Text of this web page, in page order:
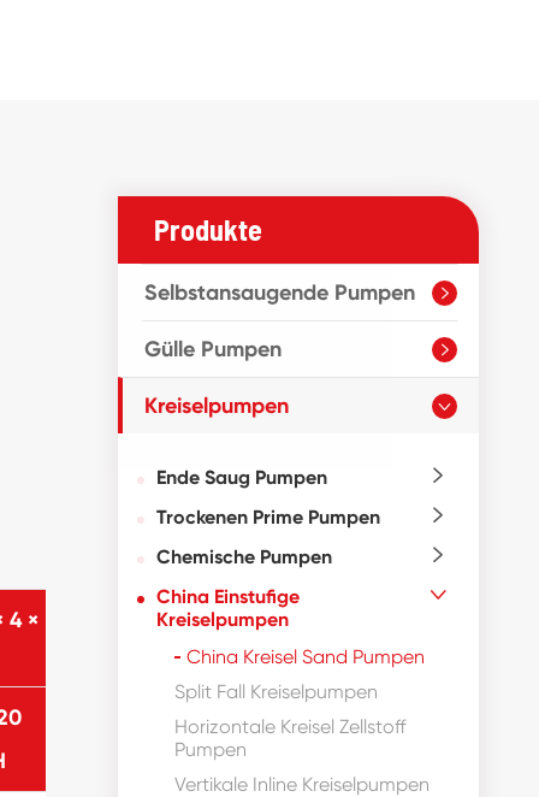
4 ×
JDSB4 × 3 ×
JDSB3 × 2 ×
13
50 ~
60m
Produkte
Selbstansaugende Pumpen 
Gülle Pumpen 
Kreiselpumpen 
Ende Saug Pumpen 
Trockenen Prime Pumpen 
Chemische Pumpen 
China Einstufige
Kreiselpumpen

China Kreisel Sand Pumpen
Split Fall Kreiselpumpen
Horizontale Kreisel Zellstoff
Pumpen
Vertikale Inline Kreiselpumpen